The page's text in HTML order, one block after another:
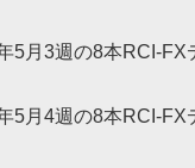
5月3週の8本RCI-FX
5月4週の8本RCI-FX